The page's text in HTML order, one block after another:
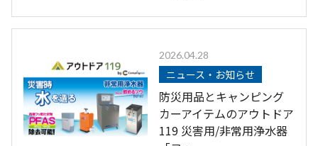
2026.04.28
ニュース・お知らせ
防災用品とキャンピング
カーアイテムのアウトドア
119 災害用/非常用浄水器